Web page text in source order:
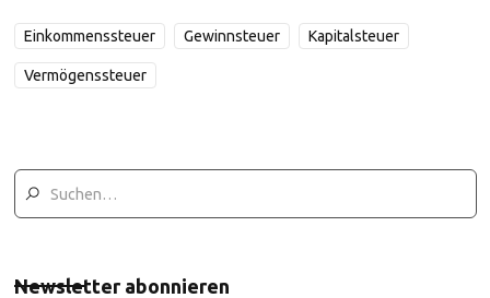
Einkommenssteuer Gewinnsteuer Kapitalsteuer
Vermögenssteuer
Newsletter abonnieren